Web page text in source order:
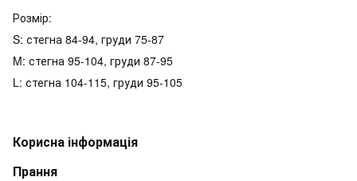
Розмір:
S: стегна 84-94, груди 75-87
M: стегна 95-104, груди 87-95
L: стегна 104-115, груди 95-105
Корисна інформація
Прання